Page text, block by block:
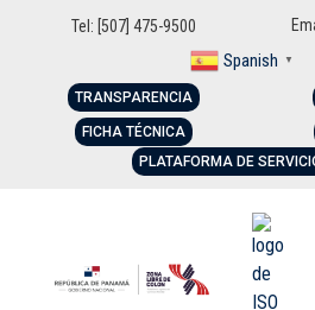
Tel: [507] 475-9500
Spanish ▼
TRANSPARENCIA
FICHA TÉCNICA
PLATAFORMA DE